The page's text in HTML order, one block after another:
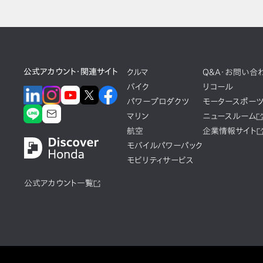
公式アカウント・関連サイト
公式アカウント一覧
クルマ
バイク
パワープロダクツ
マリン
航空
モバイルパワーパック
モビリティサービス
Q&A・お問い合
リコール
モータースポーツ
ニュースルーム
企業情報サイト